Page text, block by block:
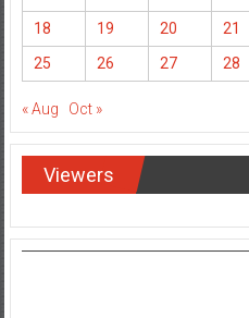
18
19 20 21
25
26 27 28
« Aug Oct »
Viewers